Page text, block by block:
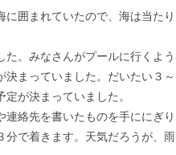
囲まれていたので、海は当たり
。みなさんがプールに行くよう
まっていました。だいたい３～
が決まっていました。
絡先を書いたものを手ににぎり
分で着きます。天気だろうが、雨